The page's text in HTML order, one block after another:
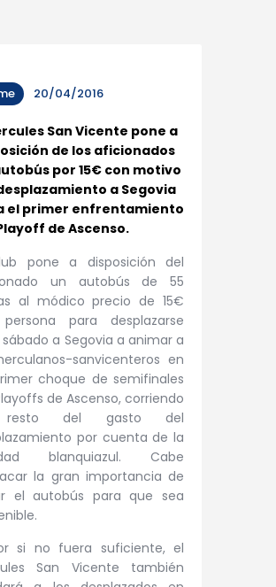
20/04/2016
San Vicente pone a
de los aficionados
por 15€ con motivo
a Segovia
el primer enfrentamiento
de Ascenso.
pone a disposición del
un autobús de 55
al módico precio de 15€
para desplazarse
a Segovia a animar a
sanvicenteros en
choque de semifinales
de Ascenso, corriendo
del gasto del
por cuenta de la
blanquiazul. Cabe
la gran importancia de
el autobús para que sea
si no fuera suficiente, el
San Vicente también